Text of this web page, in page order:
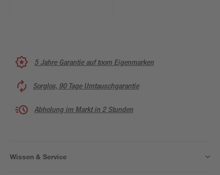
5 Jahre Garantie auf toom Eigenmarken
Sorglos, 90 Tage Umtauschgarantie
Abholung im Markt in 2 Stunden
Wissen & Service